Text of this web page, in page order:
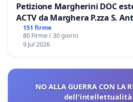
Petizione Margherini DOC
ACTV da Marghera P.zza S.
Marco Polo tariffa a € 1,50
151 firme
80 Firme / 30 giorni
9 Jul 2026
NO ALLA GUERRA CON LA
dell'intellettualità